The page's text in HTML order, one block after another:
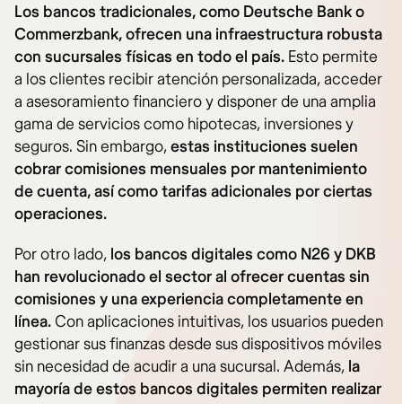
Los bancos tradicionales, como Deutsche Bank o
Commerzbank, ofrecen una infraestructura robusta
con sucursales físicas en todo el país. Esto permite
a los clientes recibir atención personalizada, acceder
a asesoramiento financiero y disponer de una amplia
gama de servicios como hipotecas, inversiones y
seguros. Sin embargo,estas instituciones suelen
cobrar comisiones mensuales por mantenimiento
de cuenta, así como tarifas adicionales por ciertas
operaciones.
Por otro lado, los bancos digitales como N26 y DKB
han revolucionado el sector al ofrecer cuentas sin
comisiones y una experiencia completamente en
línea.Con aplicaciones intuitivas, los usuarios pueden
gestionar sus finanzas desde sus dispositivos móviles
sin necesidad de acudir a una sucursal. Además, la
mayoría de estos bancos digitales permiten realizar